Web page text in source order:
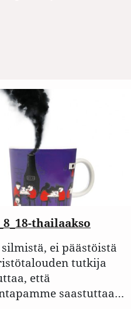
thailaakso
silmistä, ei päästöistä
tutkija
että
saastuttaa…